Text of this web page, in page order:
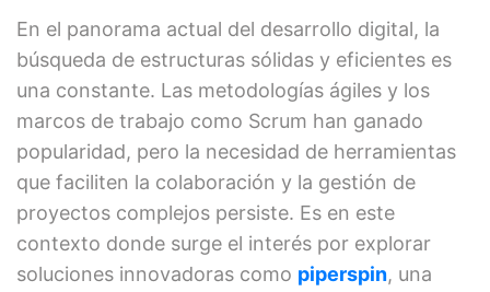
En el panorama actual del desarrollo digital, la
búsqueda de estructuras sólidas y eficientes es
una constante. Las metodologías ágiles y los
marcos de trabajo como Scrum han ganado
popularidad, pero la necesidad de herramientas
que faciliten la colaboración y la gestión de
proyectos complejos persiste. Es en este
contexto donde surge el interés por explorar
soluciones innovadoras como piperspin, una